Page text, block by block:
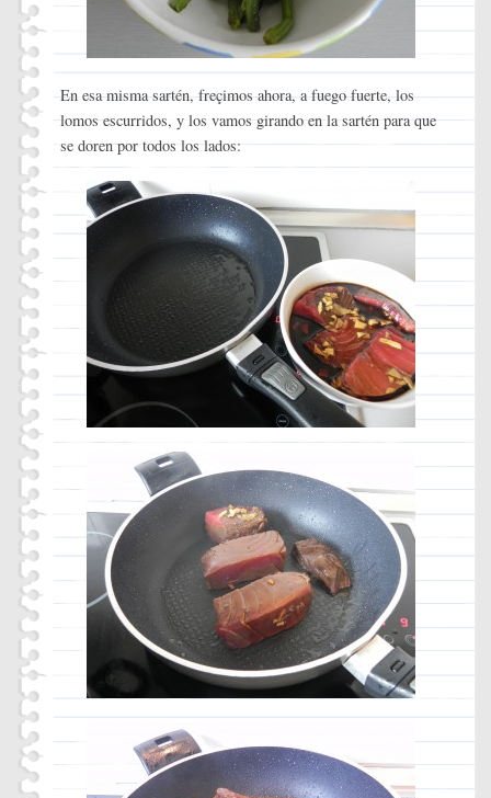
En esa misma sartén, freçimos ahora, a fuego fuerte, los
lomos escurridos, y los vamos girando en la sartén para que
se doren por todos los lados: